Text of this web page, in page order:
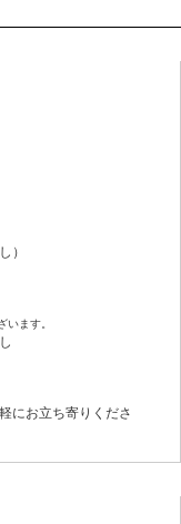
）
ます。
にお立ち寄りくださ